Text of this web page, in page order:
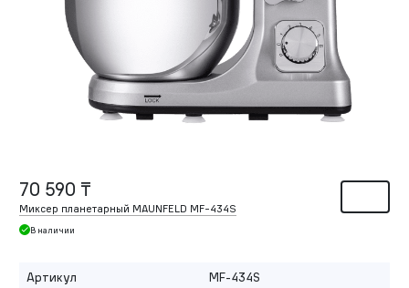
70 590 ₸
Миксер планетарный MAUNFELD MF-434S
В наличии
Артикул
MF-434S